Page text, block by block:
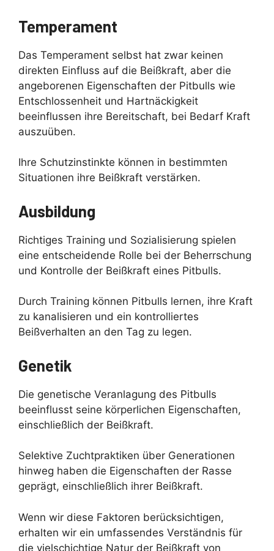
Temperament
Das Temperament selbst hat zwar keinen
direkten Einfluss auf die Beißkraft, aber die
angeborenen Eigenschaften der Pitbulls wie
Entschlossenheit und Hartnäckigkeit
beeinflussen ihre Bereitschaft, bei Bedarf Kraft
auszuüben.
Ihre Schutzinstinkte können in bestimmten
Situationen ihre Beißkraft verstärken.
Ausbildung
Richtiges Training und Sozialisierung spielen
eine entscheidende Rolle bei der Beherrschung
und Kontrolle der Beißkraft eines Pitbulls.
Durch Training können Pitbulls lernen, ihre Kraft
zu kanalisieren und ein kontrolliertes
Beißverhalten an den Tag zu legen.
Genetik
Die genetische Veranlagung des Pitbulls
beeinflusst seine körperlichen Eigenschaften,
einschließlich der Beißkraft.
Selektive Zuchtpraktiken über Generationen
hinweg haben die Eigenschaften der Rasse
geprägt, einschließlich ihrer Beißkraft.
Wenn wir diese Faktoren berücksichtigen,
erhalten wir ein umfassendes Verständnis für
die vielschichtige Natur der Beißkraft von